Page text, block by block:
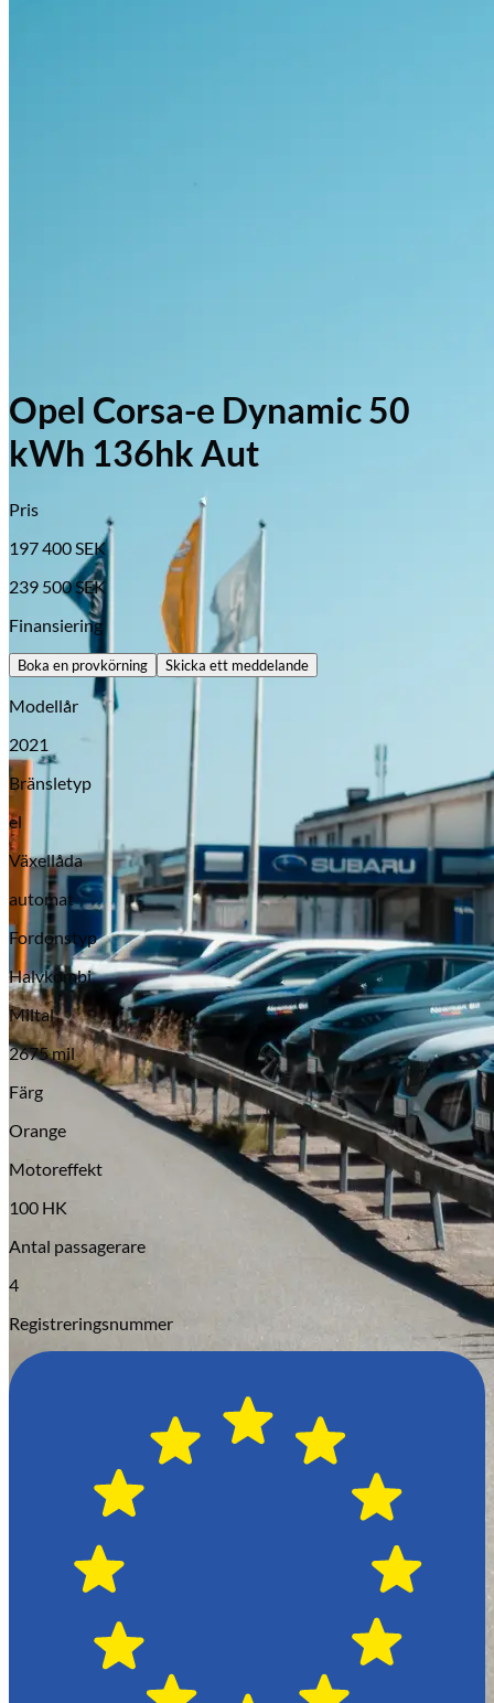
Opel
Serviceverkstad
Opel Corsa-e Dynamic 50
kWh 136hk Aut
Pris
197 400 SEK
239 500SEK
Finansiering
Boka en provkörning Skicka ett meddelande
Modellår
2021
Bränsletyp
el
Växellåda
automat
Fordonstyp
Halvkombi
Miltal
2675 mil
Färg
Orange
Motoreffekt
100 HK
Antal passagerare
4
Registreringsnummer